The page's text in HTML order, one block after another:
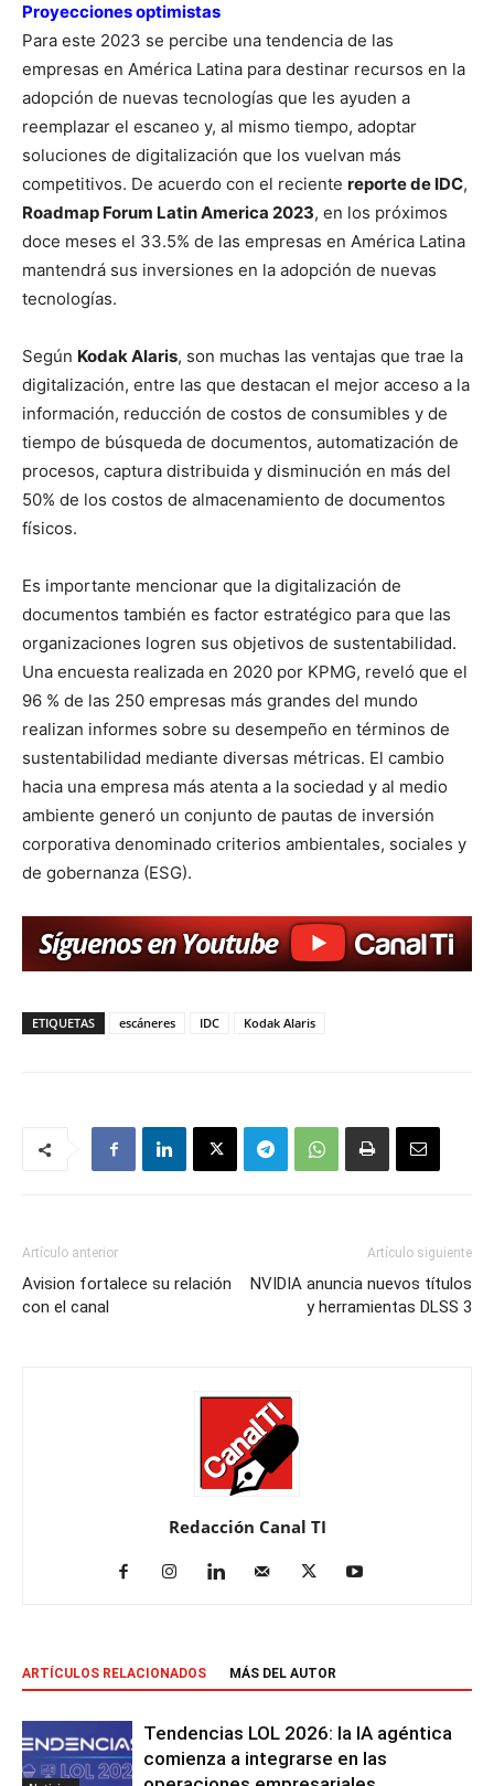
Proyecciones optimistas
Para este 2023 se percibe una tendencia de las
empresas en América Latina para destinar recursos en la
adopción de nuevas tecnologías que les ayuden a
reemplazar el escaneo y, al mismo tiempo, adoptar
soluciones de digitalización que los vuelvan más
competitivos. De acuerdo con el reciente reporte de IDC,
Roadmap Forum Latin America 2023, en los próximos
doce meses el 33.5% de las empresas en América Latina
mantendrá sus inversiones en la adopción de nuevas
tecnologías.
Según Kodak Alaris, son muchas las ventajas que trae la
digitalización, entre las que destacan el mejor acceso a la
información, reducción de costos de consumibles y de
tiempo de búsqueda de documentos, automatización de
procesos, captura distribuida y disminución en más del
50% de los costos de almacenamiento de documentos
físicos.
Es importante mencionar que la digitalización de
documentos también es factor estratégico para que las
organizaciones logren sus objetivos de sustentabilidad.
Una encuesta realizada en 2020 por KPMG, reveló que el
96 % de las 250 empresas más grandes del mundo
realizan informes sobre su desempeño en términos de
sustentabilidad mediante diversas métricas. El cambio
hacia una empresa más atenta a la sociedad y al medio
ambiente generó un conjunto de pautas de inversión
corporativa denominado criterios ambientales, sociales y
de gobernanza (ESG).
ETIQUETAS escáneres IDC Kodak Alaris
Artículo anterior
Avision fortalece su relación
con el canal
Artículo siguiente
NVIDIA anuncia nuevos títulos
y herramientas DLSS 3
Redacción Canal TI
ARTÍCULOS RELACIONADOS MÁS DEL AUTOR
Tendencias LOL 2026: la IA agéntica
comienza a integrarse en las